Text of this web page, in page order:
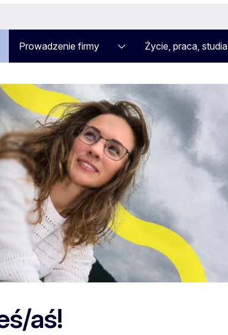
Prowadzenie firmy Życie, praca, studia
aś!